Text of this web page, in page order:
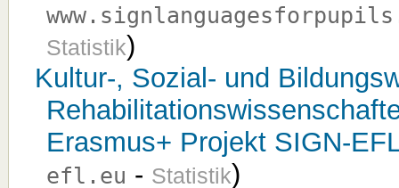
Statistik)
Kultur-, Sozial- und
Erasmus+ Projekt SIGN-
efl.eu - Statistik)